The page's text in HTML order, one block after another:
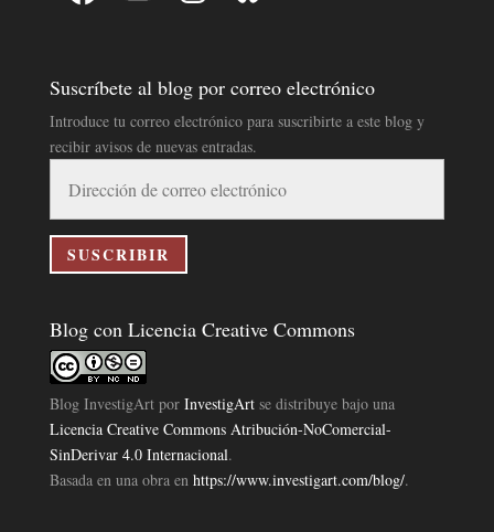
Suscríbete al blog por correo electrónico
Introduce tu correo electrónico para suscribirte a este blog y
recibir avisos de nuevas entradas.
correo
electrónico
SUSCRIBIR
Blog con Licencia Creative Commons
Blog InvestigArtpor InvestigArtse distribuye bajo una
Licencia Creative Commons Atribución-NoComercial-
SinDerivar 4.0 Internacional.
Basada en una obra en https://www.investigart.com/blog/.